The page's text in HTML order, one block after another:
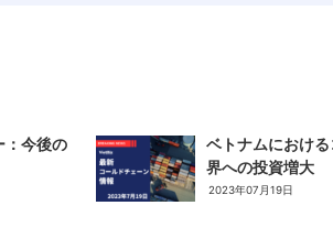
：今後の
ベトナムにおけ
界への投資増大
2023年07月19日